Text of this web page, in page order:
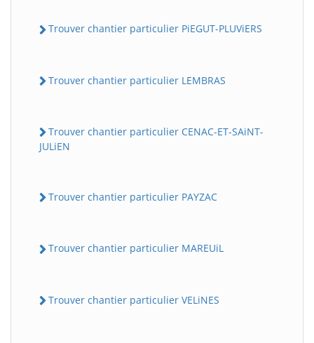
Trouver chantier particulier PiEGUT-PLUViERS
Trouver chantier particulier LEMBRAS
Trouver chantier particulier CENAC-ET-SAiNT-
JULiEN
Trouver chantier particulier PAYZAC
Trouver chantier particulier MAREUiL
Trouver chantier particulier VELiNES